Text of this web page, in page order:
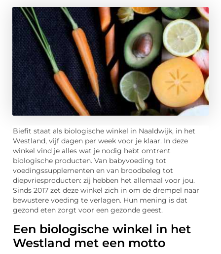
Biefit staat als biologische winkel in Naaldwijk, in het
Westland, vijf dagen per week voor je klaar. In deze
winkel vind je alles wat je nodig hebt omtrent
biologische producten. Van babyvoeding tot
voedingssupplementen en van broodbeleg tot
diepvriesproducten: zij hebben het allemaal voor jou.
Sinds 2017 zet deze winkel zich in om de drempel naar
bewustere voeding te verlagen. Hun mening is dat
gezond eten zorgt voor een gezonde geest.
Een biologische winkel in het
Westland met een motto